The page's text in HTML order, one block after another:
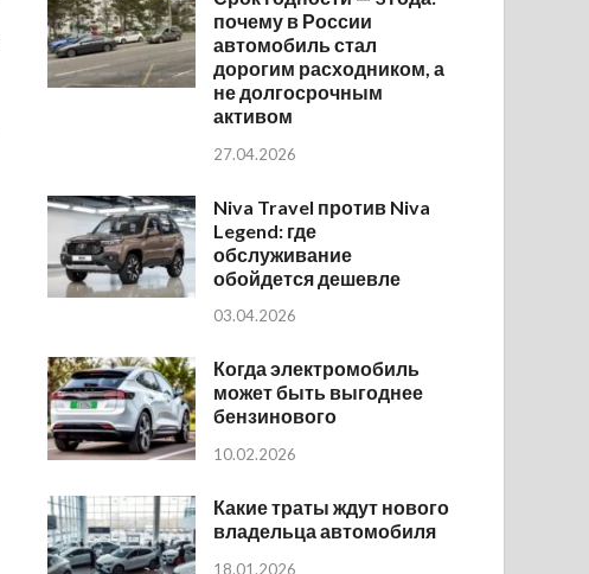
почему в России
автомобиль стал
дорогим расходником, а
не долгосрочным
активом
27.04.2026
Niva Travel против Niva
Legend: где
обслуживание
обойдется дешевле
03.04.2026
Когда электромобиль
может быть выгоднее
бензинового
10.02.2026
Какие траты ждут нового
владельца автомобиля
18.01.2026